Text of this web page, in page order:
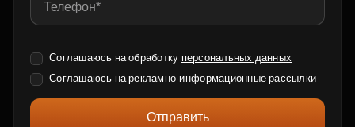
Соглашаюсь на обработку персональных данных
Соглашаюсь нарекламно-информационные рассылки
Отправить